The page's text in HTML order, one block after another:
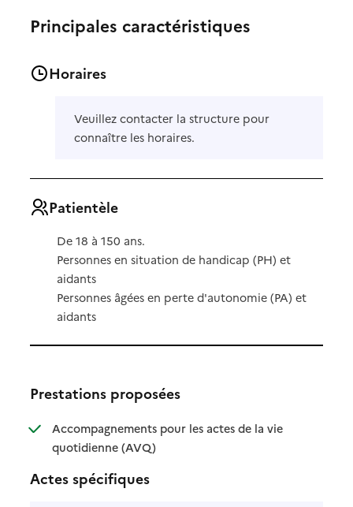
Principales caractéristiques
Horaires
Veuillez contacter la structure pour
connaître les horaires.
Patientèle
De 18 à 150 ans.
Personnes en situation de handicap (PH) et
aidants
Personnes âgées en perte d'autonomie (PA) et
aidants
Prestations proposées
Accompagnements pour les actes de la vie
quotidienne (AVQ): disponible
: non disponible
Actes spécifiques